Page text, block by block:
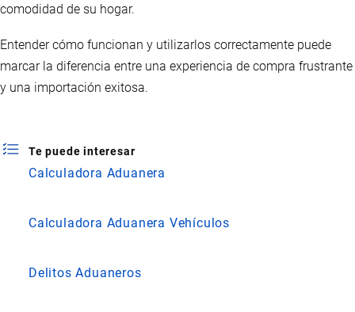
comodidad de su hogar.
Entender cómo funcionan y utilizarlos correctamente puede
marcar la diferencia entre una experiencia de compra frustrante
y una importación exitosa.
Te puede interesar
Calculadora Aduanera
Calculadora Aduanera Vehículos
Delitos Aduaneros